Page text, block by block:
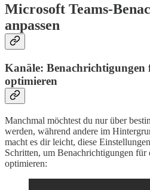
Microsoft Teams-
anpassen
Kanäle: Benachrichtigungen
optimieren
Manchmal möchtest du nur über
werden, während andere im
macht es dir leicht, diese
Schritten, um Benachrichtigungen für
optimieren: